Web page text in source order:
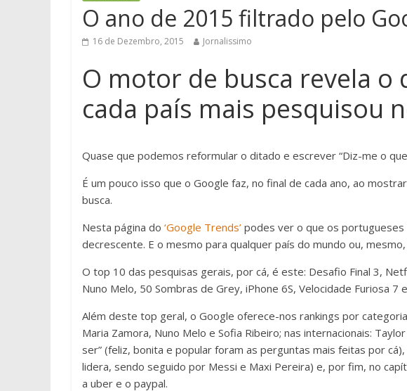
O ano de 2015 filtrado pelo
16 de Dezembro, 2015 Jornalissimo
O motor de busca revela o
cada país mais pesquisou
Quase que podemos reformular o ditado e escrever “Diz-me o
É um pouco isso que o Google faz, no final de cada ano, ao
busca.
Nesta página do ‘Google Trends’ podes ver o que os
decrescente. E o mesmo para qualquer país do mundo ou,
O top 10 das pesquisas gerais, por cá, é este: Desafio Final 3,
Nuno Melo, 50 Sombras de Grey, iPhone 6S, Velocidade Furiosa
Além deste top geral, o Google oferece-nos rankings por
Maria Zamora, Nuno Melo e Sofia Ribeiro; nas internacionais:
ser” (feliz, bonita e popular foram as perguntas mais feitas por
lidera, sendo seguido por Messi e Maxi Pereira) e, por fim, no
a uber e o paypal.